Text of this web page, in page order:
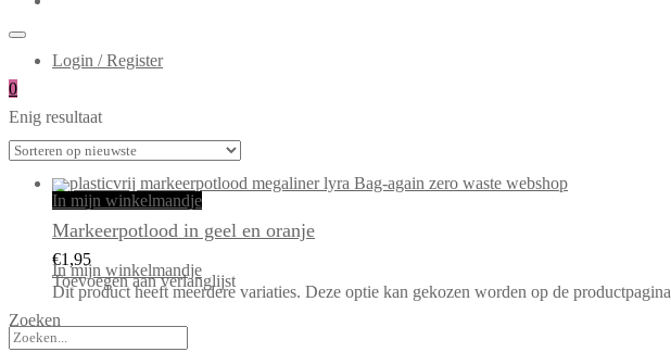
Login / Register
0
Enig resultaat
In mijn winkelmandje
Markeerpotlood in geel en oranje
€1,95
In mijn winkelmandje
Toevoegen aan verlanglijst
Dit product heeft meerdere variaties. Deze optie kan gekozen worden op de productpagina
Zoeken